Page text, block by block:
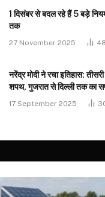
1 दिसंबर से बदल रहे हैं 5 बड़े
तक
27 November 2025
नरेंद्र मोदी ने रचा इतिहास:
शपथ, गुजरात से दिल्ली तक का
17 September 2025